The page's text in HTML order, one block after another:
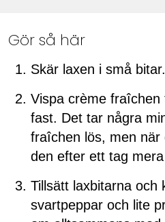
Gör så här
Skär laxen i små bitar.
Vispa crème fraîchen
fast. Det tar några
fraîchen lös, men
den efter ett tag
Tillsätt laxbitarna och
svartpeppar och lite